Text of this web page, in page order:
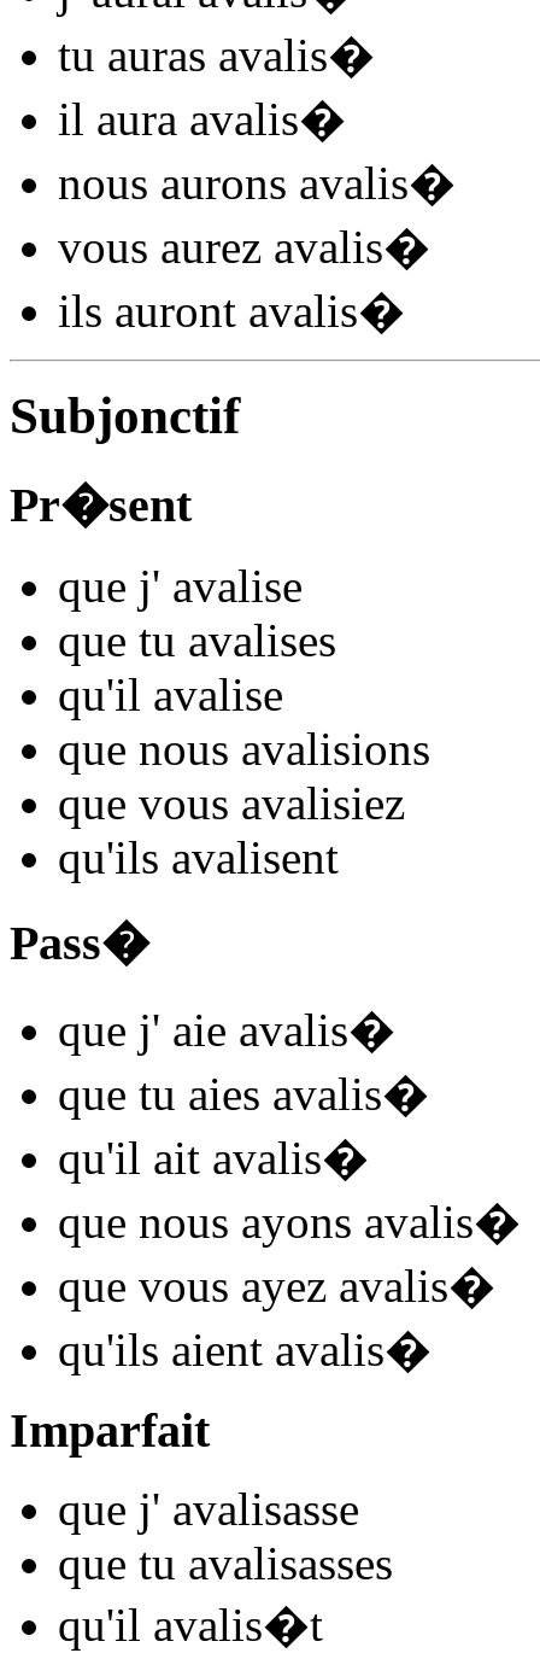
tu auras avalis�
il aura avalis�
nous aurons avalis�
vous aurez avalis�
ils auront avalis�
Subjonctif
Pr�sent
que j' avalise
que tu avalises
qu'il avalise
que nous avalisions
que vous avalisiez
qu'ils avalisent
Pass�
que j' aie avalis�
que tu aies avalis�
qu'il ait avalis�
que nous ayons avalis�
que vous ayez avalis�
qu'ils aient avalis�
Imparfait
que j' avalisasse
que tu avalisasses
qu'il avalis�t